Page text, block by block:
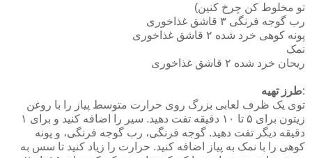
تو مخلوط کن چرخ کنین)
رب گوجه فرنگی ۳ قاشق غذاخوری
پونه کوهی خرد شده ۲ قاشق غذاخوری
نمک
ریحان خرد شده ۲ قاشق غذاخوری
طرز تهیه:
توی یک ظرف لعابی بزرگ روی حرارت متوسط پیاز را با روغن
زیتون برای ۵ تا ۱۰ دقیقه تفت دهید. سیر را اضافه کنید و برای ۱
دقیقه دیگر تفت دهید. گوجه فرنگی، رب گوجه فرنگی، و پونه
کوهی را با نمک به پیاز اضافه کنید. حرارت را زیاد کنید تا سس به